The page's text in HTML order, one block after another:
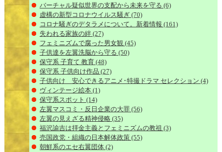
バーチャル疑似世界の支配から未来を守る (6)
虚構の新型コロナウイルス騒ぎ (70)
コロナ騒ぎのデタラメについて。新着情報 (161)
失われる家族の絆 (27)
フェミニズムで腐った男女観 (45)
子供達を左翼洗脳から守る (50)
保守系 子育て 教育 (48)
保守系 子供向け作品 (27)
子供向け 安心できるアニメ･特撮ドラマ セレクション (4)
ヴィンテージ絵本 (1)
保守系スポット (14)
左翼マスコミ・反日企業の大罪 (56)
左翼の見えざる精神侵略 (35)
福沢諭吉は拝金主義とフェミニズムの教祖 (3)
売国政党・組織の日本解体政策 (55)
朝鮮系のエセ右翼団体 (2)